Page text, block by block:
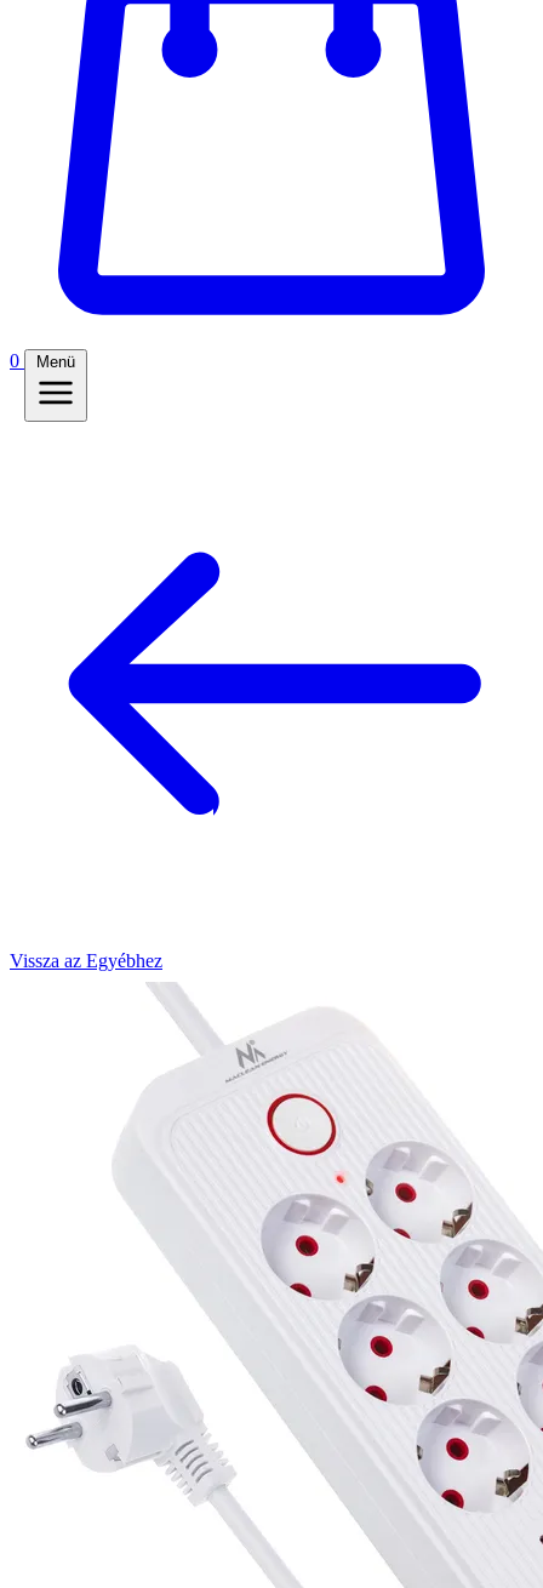
0 Menü
Vissza az Egyébhez